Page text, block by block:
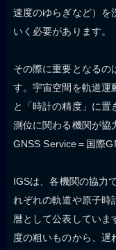
速度のゆらぎなど）を
いく必要があります。
その際に重要となるの
す。宇宙空間を軌道運
と「時計の精度」に置
測位に関わる機関が協
GNSS Service＝国際
IGSは、各機関の協力
れぞれの軌道や原子時
暦として公表していま
度の粗いものから、